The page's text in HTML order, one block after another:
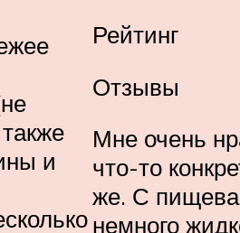
и
Рейтинг
Отзывы
Мне очень
что-то
же. С
немного